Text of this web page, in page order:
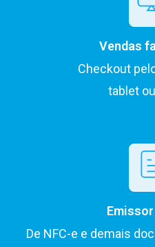
Vendas
Checkout
tablet
De NFC-e e demais